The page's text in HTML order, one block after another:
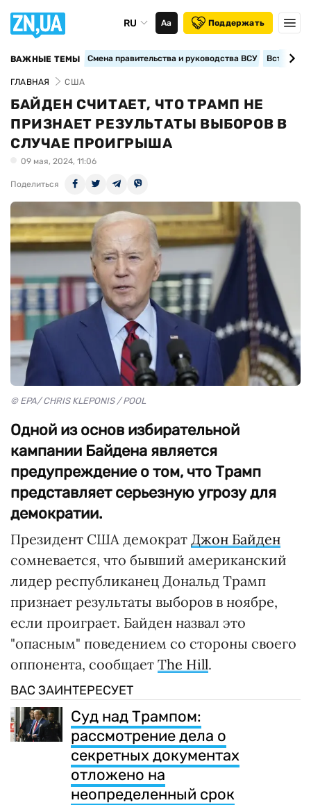
RU Аа Поддержать
ВАЖНЫЕ ТЕМЫ Смена правительства и руководства ВСУ
ГЛАВНАЯ США
БАЙДЕН СЧИТАЕТ, ЧТО ТРАМП НЕ
ПРИЗНАЕТ РЕЗУЛЬТАТЫ ВЫБОРОВ В
СЛУЧАЕ ПРОИГРЫША
09 мая, 2024, 11:06
Поделиться
© EPA/ CHRIS KLEPONIS / POOL
Одной из основ избирательной
кампании Байдена является
предупреждение о том, что Трамп
представляет серьезную угрозу для
демократии.
Президент США демократ Джон Байден
сомневается, что бывший американский
лидер республиканец Дональд Трамп
признает результаты выборов в ноябре,
если проиграет. Байден назвал это
"опасным" поведением со стороны своего
оппонента, сообщает The Hill.
ВАС ЗАИНТЕРЕСУЕТ
Суд над Трампом:
рассмотрение дела о
секретных документах
отложено на
неопределенный срок